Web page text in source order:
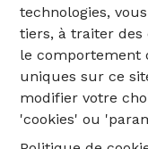
technologies,
tiers, à traiter des
le comportement
uniques sur ce
modifier votre
'cookies' ou